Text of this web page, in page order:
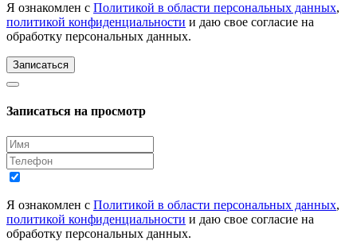
Я ознакомлен с Политикой в области персональных данных,
политикой конфиденциальности и даю свое согласие на
обработку персональных данных.
Записаться
Записаться на просмотр
Я ознакомлен с Политикой в области персональных данных,
политикой конфиденциальности и даю свое согласие на
обработку персональных данных.